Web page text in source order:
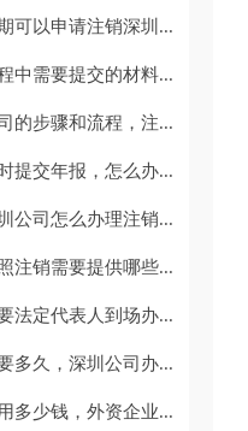
可以申请注销深圳...
中需要提交的材料...
的步骤和流程，注...
提交年报，怎么办...
公司怎么办理注销...
注销需要提供哪些...
法定代表人到场办...
多久，深圳公司办...
多少钱，外资企业...